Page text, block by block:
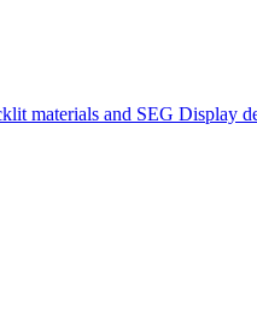
materials and SEG Display